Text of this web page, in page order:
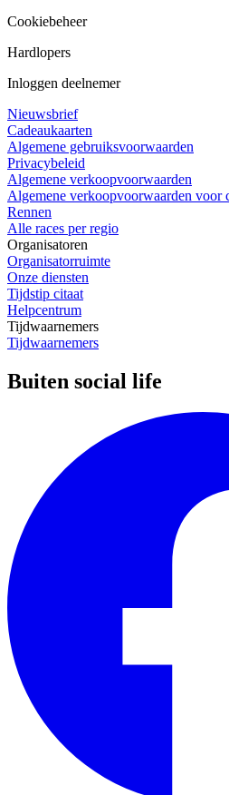
Cookiebeheer
Hardlopers
Inloggen deelnemer
Nieuwsbrief
Cadeaukaarten
Algemene gebruiksvoorwaarden
Privacybeleid
Algemene verkoopvoorwaarden
Algemene verkoopvoorwaarden voor
Rennen
Alle races per regio
Organisatoren
Organisatorruimte
Onze diensten
Tijdstip citaat
Helpcentrum
Tijdwaarnemers
Tijdwaarnemers
Buiten social life